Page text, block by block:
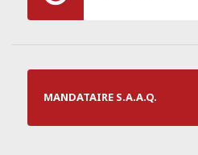
MANDATAIRE S.A.A.Q.